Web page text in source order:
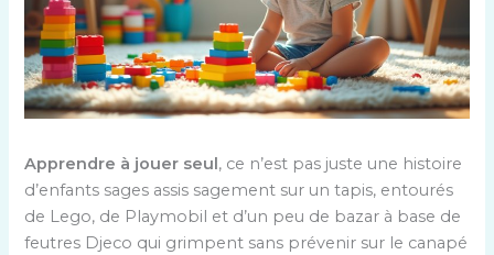
Apprendre à jouer seul, ce n’est pas juste une histoire
d’enfants sages assis sagement sur un tapis, entourés
de Lego, de Playmobil et d’un peu de bazar à base de
feutres Djeco qui grimpent sans prévenir sur le canapé